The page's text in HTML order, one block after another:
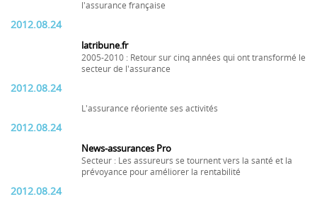
l'assurance française
2012.08.24
latribune.fr
2005-2010 : Retour sur cinq années qui ont transformé le
secteur de l'assurance
2012.08.24
L'assurance réoriente ses activités
2012.08.24
News-assurances Pro
Secteur : Les assureurs se tournent vers la santé et la
prévoyance pour améliorer la rentabilité
2012.08.24